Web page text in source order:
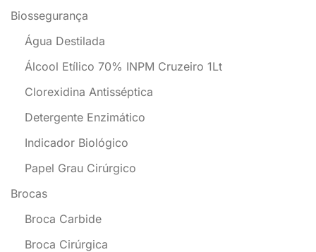
Biossegurança
Água Destilada
Álcool Etílico 70% INPM Cruzeiro 1Lt
Clorexidina Antisséptica
Detergente Enzimático
Indicador Biológico
Papel Grau Cirúrgico
Brocas
Broca Carbide
Broca Cirúrgica